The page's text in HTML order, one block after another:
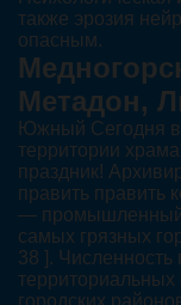
также эрозия
опасным.
Метадон,
Южный Сегодня в
территории
праздник!
править править
— промышленный
самых грязных
38 ].
территориальных